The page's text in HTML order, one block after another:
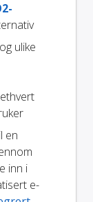
og ulike
en
inn i
e-